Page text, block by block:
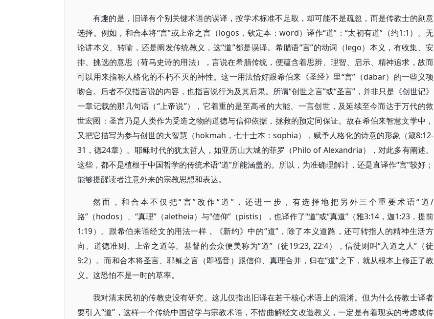
有趣的是，旧译有个别关键术语的误译，按学术标准不足取，却可能不是疏忽，而是传教士的刻意
选择。例如，和合本将“言”或上帝之言（logos，钦定本：word）译作“道”：“太初有道”（约1:1）。无
论讲本义、转喻，还是阐发传统教义，这“道”都是误译。希腊语“言”的动词（lego）本义，有收集、安
排、挑选的意思（荷马史诗的用法），言说在希腊传统，便蕴含着思辨、理智、启示、精神追求，故而
可以用来指称人格化的不朽不灭的神性。这一用法恰好跟希伯来《圣经》里“言”（dabar）的一些义项
吻合。后者不仅指言说的内容，也指言说行为及其后果。所谓“创世之言”或“圣言”，并非只是《创世记》
一章记载的那几句话（“上帝说”），它着重的是至高者的大能、一言创世，及延续至今而达于万代的救
世宏图：圣言乃是人类作为受造之物的道德与信仰依据，拯救的预定同保证。故在希伯来智慧文学中，
又把它描写为参与创世的大智慧（hokmah，七十士本：sophia），赋予人格化的诗意的形象（箴8:12-
31，德24章）。耶稣时代的犹太哲人，如亚历山大城的菲罗（Philo of Alexandria），对此多有阐述。
这些，都不是植根于中国哲学的传统术语“道”所能涵盖的。所以，为准确理解计，还是直译作“言”较好；
能够提醒读者注意外来的宗教思想和表达。
然而，和合本不仅把“言”改作“道”，还进一步，有选择地把另外三个重要术语“道/
路”（hodos）、“真理”（aletheia）与“信仰”（pistis），也译作了“道”或“真道”（雅3:14，迦1:23，提前
1:19）。跟希伯来语经文的用法一样，《新约》中的“道”，除了本义道路，还可转指人的精神生活方
向、道德准则、上帝之道等。基督的会众便美称为“道”（徒19:23, 22:4），信徒则叫“入道之人”（徒
9:2）。而和合本将圣言、耶稣之言（即福音）跟信仰、真理合并，归在“道”之下，就从根本上修正了教
义。这恐怕不是一时的草率。
我对清末民初的传教史没有研究。这儿仅指出旧译在若干核心术语上的混淆。但为什么传教士译者
要引入“道”，这样一个传统中国哲学与宗教术语，不惜曲解经文改造教义，一定是有着现实的考虑或传